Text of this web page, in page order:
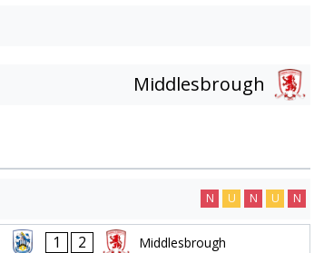
Middlesbrough
N U N U N
1 2 Middlesbrough